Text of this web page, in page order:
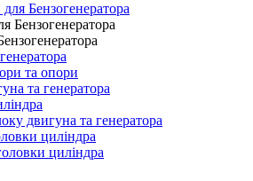
Бензогенератора
Бензогенератора
та опори
та генератора
двигуна та генератора
циліндра
циліндра